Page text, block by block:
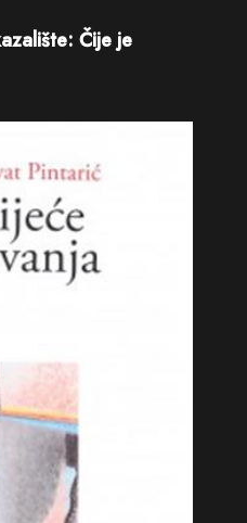
Čije je